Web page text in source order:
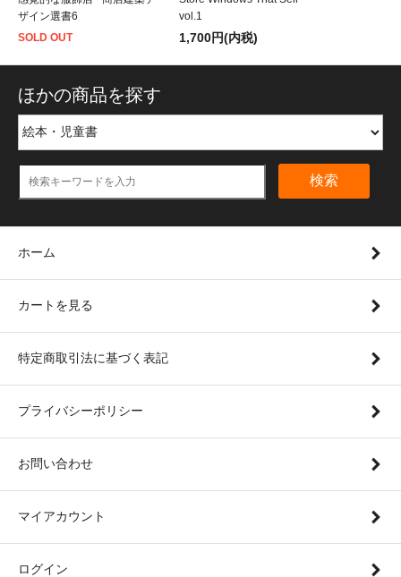
ザイン選書6
SOLD OUT
vol.1
1,700円(内税)
ほかの商品を探す
検索
ホーム
カートを見る
特定商取引法に基づく表記
プライバシーポリシー
お問い合わせ
マイアカウント
ログイン